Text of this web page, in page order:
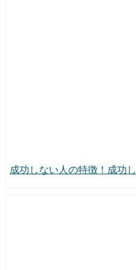
成功しない人の特徴！成功